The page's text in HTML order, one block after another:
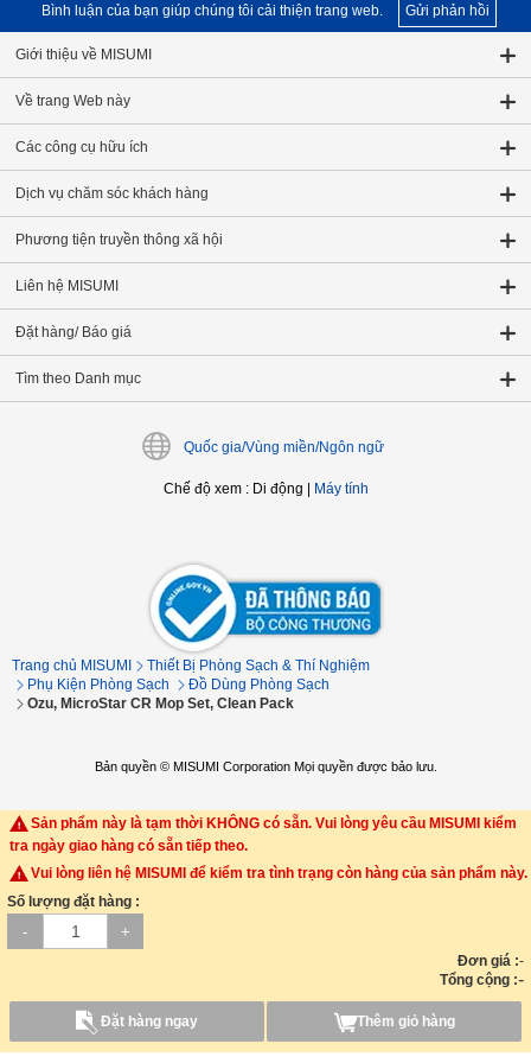
Bình luận của bạn giúp chúng tôi cải thiện trang web. Gửi phản hồi
Giới thiệu về MISUMI
Về trang Web này
Các công cụ hữu ích
Dịch vụ chăm sóc khách hàng
Phương tiện truyền thông xã hội
Liên hệ MISUMI
Đặt hàng/ Báo giá
Tìm theo Danh mục
Quốc gia/Vùng miền/Ngôn ngữ
Chế độ xem: Di động Máy tính
Trang chủ MISUMI
Thiết Bị Phòng Sạch & Thí Nghiệm
Phụ Kiện Phòng Sạch
Đồ Dùng Phòng Sạch
Ozu, MicroStar CR Mop Set, Clean Pack
Bản quyền © MISUMI Corporation Mọi quyền được bảo lưu.
Sản phẩm này là tạm thời KHÔNG có sẵn. Vui lòng yêu cầu MISUMI kiểm
tra ngày giao hàng có sẵn tiếp theo.
Vui lòng liên hệ MISUMI để kiểm tra tình trạng còn hàng của sản phẩm này.
Số lượng đặt hàng :
- +
Đơn giá :-
Tổng cộng :-
Đặt hàng ngay Thêm giỏ hàng